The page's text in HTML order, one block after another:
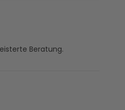
Beratung.